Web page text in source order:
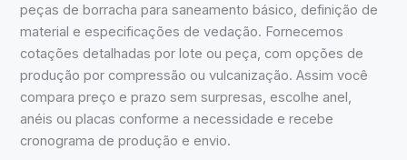
peças de borracha para saneamento básico, definição de
material e especificações de vedação. Fornecemos
cotações detalhadas por lote ou peça, com opções de
produção por compressão ou vulcanização. Assim você
compara preço e prazo sem surpresas, escolhe anel,
anéis ou placas conforme a necessidade e recebe
cronograma de produção e envio.